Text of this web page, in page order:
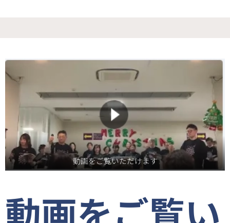
動画をご覧いただけます
動画をご覧い